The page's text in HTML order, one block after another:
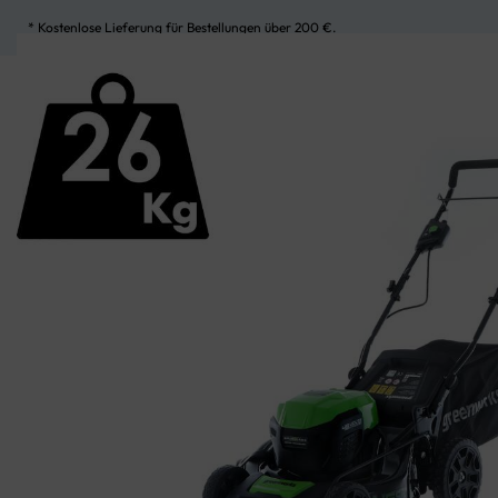
* Kostenlose Lieferung für Bestellungen über 200 €.
UNSERE KATEGORIEN